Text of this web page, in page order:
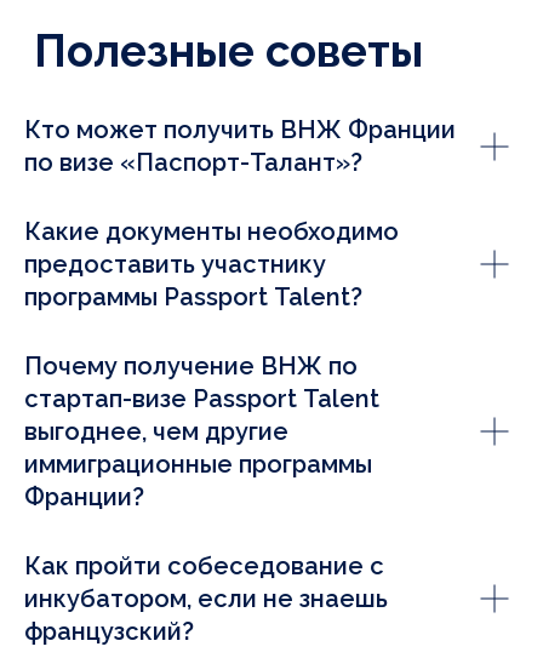
Кто может получить ВНЖ Франции
по визе «Паспорт-Талант»?
Какие документы необходимо
предоставить участнику
программы Passport Talent?
Почему получение ВНЖ по
стартап-визе Passport Talent
выгоднее, чем другие
иммиграционные программы
Франции?
Как пройти собеседование с
инкубатором, если не знаешь
французский?